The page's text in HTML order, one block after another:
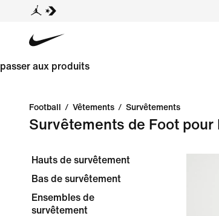
passer aux produits
Football / Vêtements / Survêtements
Survêtements de Foot pour
Hauts de survêtement
Bas de survêtement
Ensembles de
survêtement